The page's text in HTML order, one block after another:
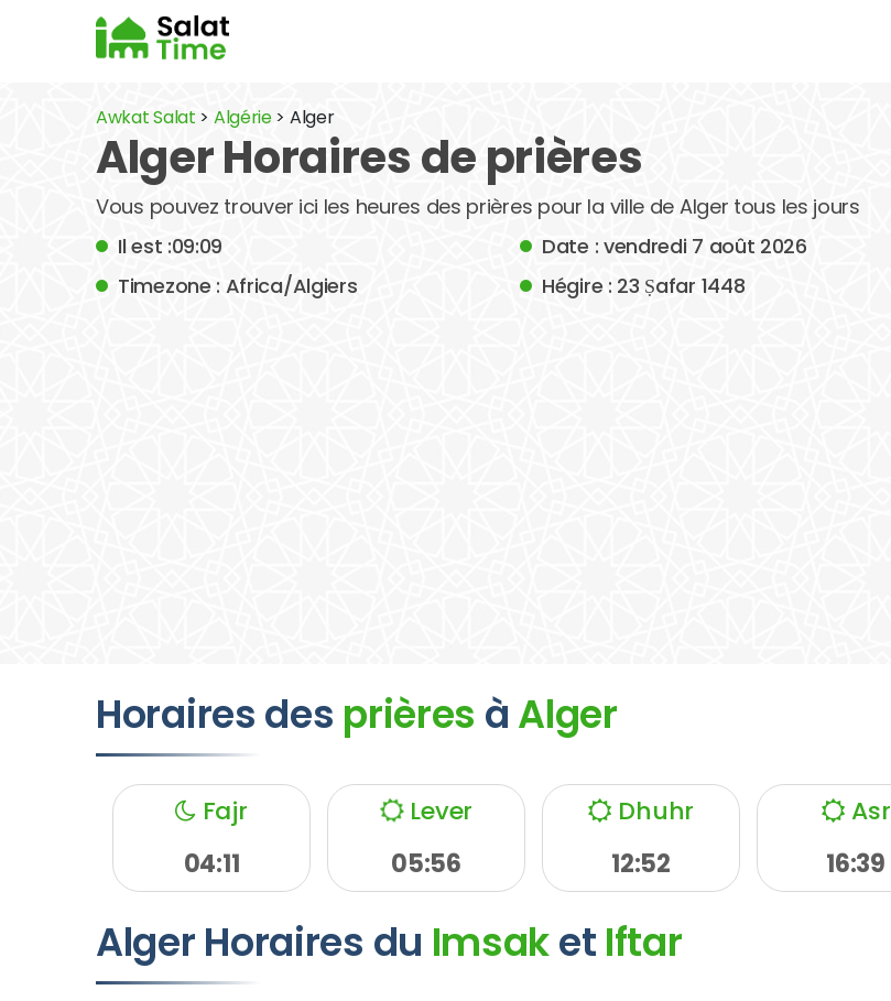
Awkat Salat > Algérie> Alger
Alger Horaires de prières
Vous pouvez trouver ici les heures des prières pour la ville de Alger tous les jours
Il est :09:09
Date : vendredi 7 août 2026
Timezone : Africa/Algiers
Hégire : 23 Ṣafar 1448
Horaires des prières à Alger
Fajr
04:11
Lever
05:56
Dhuhr
12:52
Asr
16:39
Alger Horaires du Imsaket Iftar